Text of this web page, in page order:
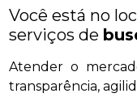
Você está no
serviços de
Atender o
transparência,